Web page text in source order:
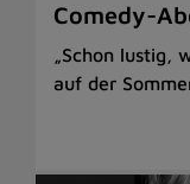
Comedy-
„Schon lustig,
auf der